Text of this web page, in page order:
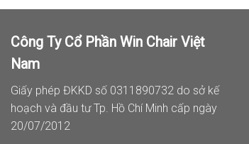
Công Ty Cổ Phần Win Chair Việt
Nam
Giấy phép ĐKKD số 0311890732 do sở kế
hoạch và đầu tư Tp. Hồ Chí Minh cấp ngày
20/07/2012